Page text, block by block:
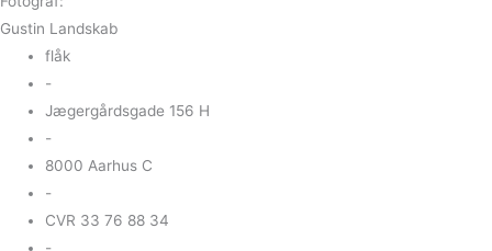
Gustin Landskab
flåk
-
Jægergårdsgade 156 H
-
8000 Aarhus C
-
CVR 33 76 88 34